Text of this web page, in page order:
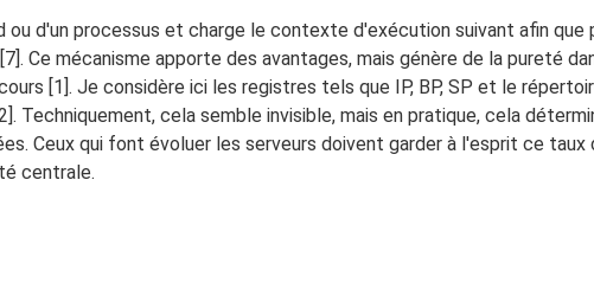
d'un processus et charge le contexte d'exécution suivant afin que
Ce mécanisme apporte des avantages, mais génère de la pureté
[1]. Je considère ici les registres tels que IP, BP, SP et le
Techniquement, cela semble invisible, mais en pratique, cela
Ceux qui font évoluer les serveurs doivent garder à l'esprit ce taux
centrale.